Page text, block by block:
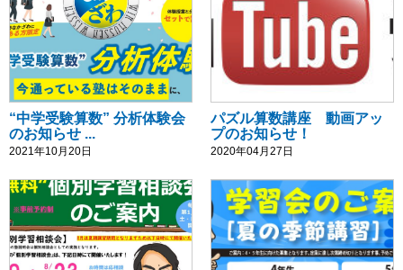
“中学受験算数” 分析体験会
のお知らせ ...
2021年10月20日
パズル算数講座 動画アッ
プのお知らせ！
2020年04月27日